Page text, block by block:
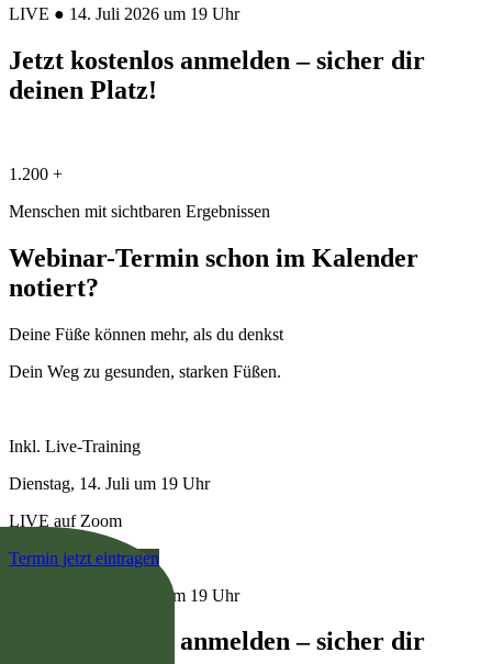
LIVE ● 14. Juli 2026 um 19 Uhr
Jetzt kostenlos anmelden – sicher dir
deinen Platz!
1.200 +
Menschen mit sichtbaren Ergebnissen
Webinar-Termin schon im Kalender
notiert?
Deine Füße können mehr, als du denkst
Dein Weg zu gesunden, starken Füßen.
Inkl. Live-Training
Dienstag, 14. Juli um 19 Uhr
LIVE auf Zoom
Termin jetzt eintragen
LIVE ● 14. Juli 2026 um 19 Uhr
Jetzt kostenlos anmelden – sicher dir